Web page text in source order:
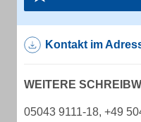
Kontakt im
WEITERE
05043 9111-18, +49